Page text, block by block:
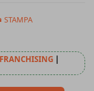
STAMPA
|